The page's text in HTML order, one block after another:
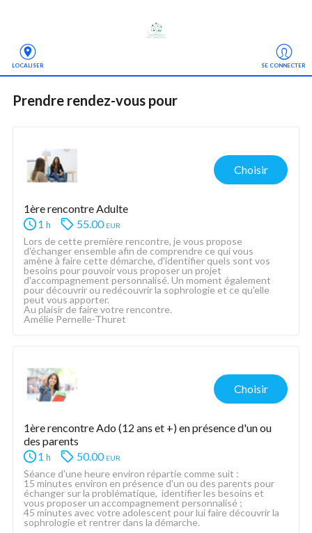
LOCALISER SE CONNECTER
Prendre rendez-vous pour
Choisir
1ère rencontre Adulte
1 h 55.00 eur
Lors de cette première rencontre, je vous propose
d'échanger ensemble afin de comprendre ce qui vous
amène à faire cette démarche, d'identifier quels sont vos
besoins pour pouvoir vous proposer un projet
d'accompagnement personnalisé. Un moment également
pour découvrir ou redécouvrir la sophrologie et ce qu'elle
peut vous apporter.
Au plaisir de faire votre rencontre.
Amélie Pernelle-Thuret
Choisir
1ère rencontre Ado (12 ans et +) en présence d'un ou
des parents
1 h 50.00 eur
Séance d'une heure environ répartie comme suit :
15 minutes environ en présence d'un ou des parents pour
échanger sur la problématique,  identifier les besoins et
vous proposer un accompagnement personnalisé ;
45 minutes avec votre adolescent pour lui faire découvrir la
sophrologie et rentrer dans la démarche.